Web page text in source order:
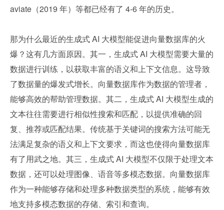
aviate（2019 年）等都已经有了 4-6 年的历史。
那为什么最近的生成式 AI 大模型能促进向量数据库的火
爆？这有几方面原因。其一，生成式 AI 大模型需要大量的
数据进行训练，以获取丰富的语义和上下文信息。这导致
了数据量的爆发式增长。向量数据库作为数据的管理者，
能够高效的帮助管理数据。其二，生成式 AI 大模型生成的
文本往往需要进行相似性搜索和匹配，以提供准确的回
复、推荐或匹配结果。传统基于关键词的搜索方法可能无
法满足复杂的语义和上下文要求，而这也使得向量数据库
有了用武之地。其三，生成式 AI 大模型不仅限于处理文本
数据，还可以处理图像、语音等多模态数据。向量数据库
作为一种能够存储和处理多种数据类型的系统，能够有效
地支持多模态数据的存储、索引和查询。